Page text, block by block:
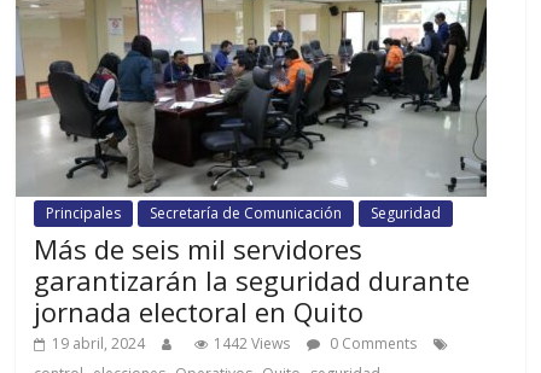
Principales Secretaría de Comunicación Seguridad
Más de seis mil servidores
garantizarán la seguridad durante
jornada electoral en Quito
19 abril, 2024 1442 Views
0 Comments